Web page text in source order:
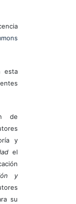
esta
de
y
el
y
su